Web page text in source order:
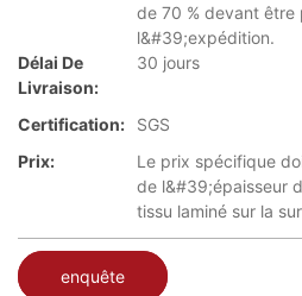
de 70 % devant
l&#39;expédition.
Délai De
Livraison:
30 jours
Certification:
SGS
Prix:
Le prix spécifique
de l&#39;épaisseur
tissu laminé sur la
enquête